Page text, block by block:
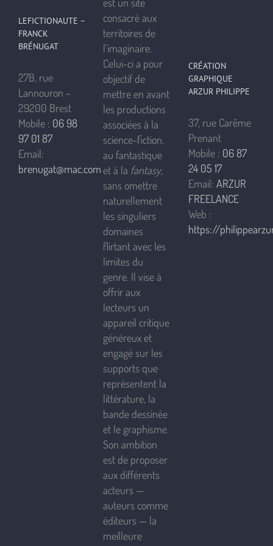
LEFICTIONAUTE –
FRANCK
BRÉNUGAT
27B, rue
Lannouron –
29200 Brest
Mobile : 06 98
97 01 87
Email:
brenugat@mac.com
consacré aux
territoires de
l’imaginaire.
Celui-ci a pour
objectif de
mettre en avant
les productions
associées à la
science-fiction,
au fantastique
et à la fantasy,
sans omettre
naturellement
les singuliers
domaines
flirtant avec les
limites du
genre. Il vise à
offrir aux
lecteurs un
appareil critique
généreux et
engagé sur les
supports que
représentent la
littérature, la
bande dessinée
et le graphisme.
Son ambition
est de proposer
aux différents
acteurs —
auteurs comme
éditeurs — la
meilleure
CRÉATION
GRAPHIQUE
ARZUR PHILIPPE
37, rue Carême
Prenant
Mobile : 06 87
24 05 17
Email: ARZUR
FREELANCE
Web :
https://